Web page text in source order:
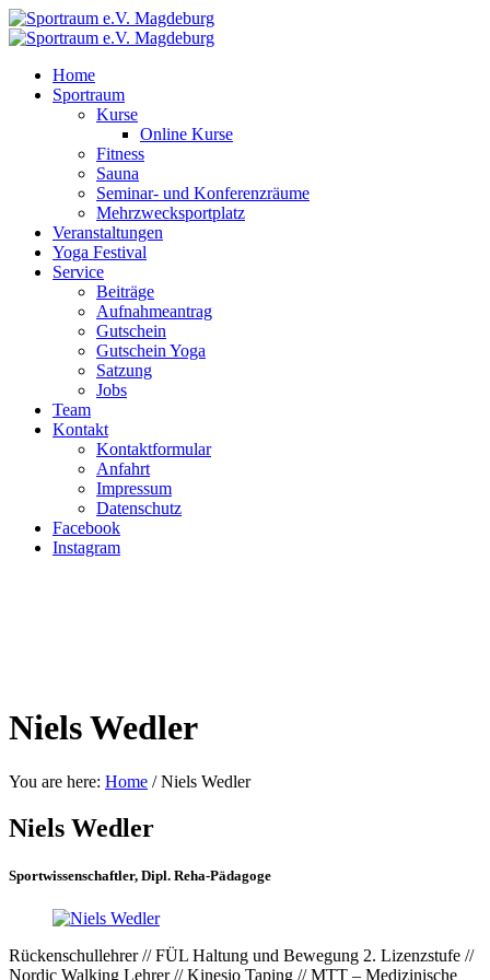
Home
Sportraum
Kurse
Online Kurse
Fitness
Sauna
Seminar- und Konferenzräume
Mehrzwecksportplatz
Veranstaltungen
Yoga Festival
Service
Beiträge
Aufnahmeantrag
Gutschein
Gutschein Yoga
Satzung
Jobs
Team
Kontakt
Kontaktformular
Anfahrt
Impressum
Datenschutz
Facebook
Instagram
Niels Wedler
You are here: Home /Niels Wedler
Niels Wedler
Sportwissenschaftler, Dipl. Reha-Pädagoge
Rückenschullehrer // FÜL Haltung und Bewegung 2. Lizenzstufe //
Nordic Walking Lehrer // Kinesio Taping // MTT – Medizinische